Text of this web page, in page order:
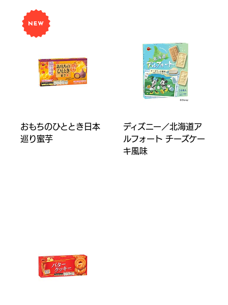
おもちのひととき日本
巡り蜜芋
ディズニー／北海道ア
ルフォート チーズケー
キ風味